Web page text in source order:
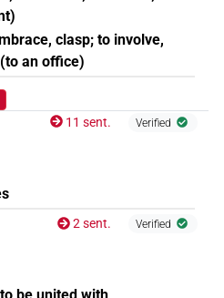
(1)
| 1× 1)
clasp; to involve,
an office)
11 sent. Verified
2 sent. Verified